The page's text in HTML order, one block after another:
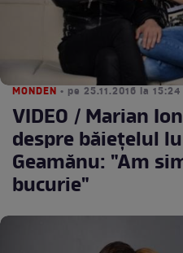
MONDEN • pe 25.11.2016 la 15:24
VIDEO / Marian
despre băieţelul
Geamănu: "Am
bucurie"